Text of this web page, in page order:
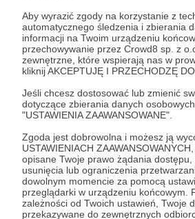
Aby wyrazić zgody na korzystanie z
automatycznego śledzenia i zbierania
informacji na Twoim urządzeniu
przechowywanie przez Crowd8 sp. z
zewnętrzne, które wspierają nas w
kliknij AKCEPTUJĘ I PRZECHODZĘ
Jeśli chcesz dostosować lub zmienić
dotyczące zbierania danych
"USTAWIENIA ZAAWANSOWANE".
Zgoda jest dobrowolna i możesz ją
USTAWIENIACH
opisane Twoje prawo żądania dostępu,
usunięcia lub ograniczenia
dowolnym momencie za pomocą
przeglądarki w urządzeniu końcowym.
zależności od Twoich ustawień, Twoje
przekazywane do zewnętrznych
Czy na pewno chcesz
Tak, przejdź do
Kategorie
O Patronite
Dodatkowe produkty
Pomoc